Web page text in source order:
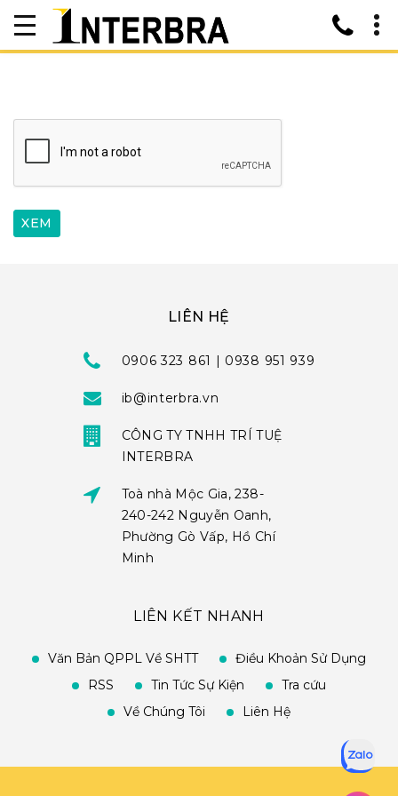
LIÊN HỆ
0906 323 861 | 0938 951 939
ib@interbra.vn
CÔNG TY TNHH TRÍ TUỆ
INTERBRA
Toà nhà Mộc Gia, 238-
240-242 Nguyễn Oanh,
Phường Gò Vấp, Hồ Chí
Minh
LIÊN KẾT NHANH
Văn Bản QPPL Về SHTT
Điều Khoản Sử Dụng
RSS
Tin Tức Sự Kiện
Tra cứu
Về Chúng Tôi
Liên Hệ